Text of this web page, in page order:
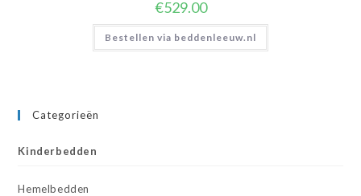
€529.00
Bestellen via beddenleeuw.nl
Categorieën
Kinderbedden
Hemelbedden